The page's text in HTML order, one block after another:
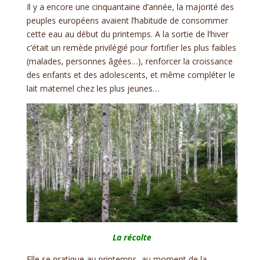
Il y a encore une cinquantaine d’année, la majorité des
peuples européens avaient l’habitude de consommer
cette eau au début du printemps. A la sortie de l’hiver
c’était un remède privilégié pour fortifier les plus faibles
(malades, personnes âgées…), renforcer la croissance
des enfants et des adolescents, et même compléter le
lait maternel chez les plus jeunes…
La récolte